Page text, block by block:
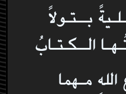
بــتـولاً
الــكـتـابُ
مـهما